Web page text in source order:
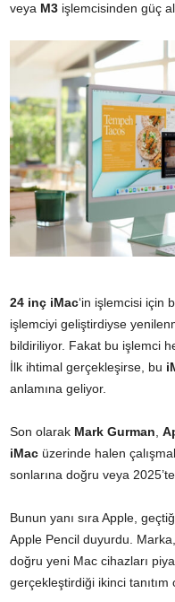
veya M3 işlemcisinden güç
24 inç iMac‘in işlemcisi için
işlemciyi geliştirdiyse
bildiriliyor. Fakat bu işlemci
İlk ihtimal gerçekleşirse, bu
anlamına geliyor.
Son olarak Mark Gurman
iMac üzerinde halen
sonlarına doğru veya
Bunun yanı sıra Apple,
Apple Pencil duyurdu.
doğru yeni Mac cihazları
gerçekleştirdiği ikinci tanıtım